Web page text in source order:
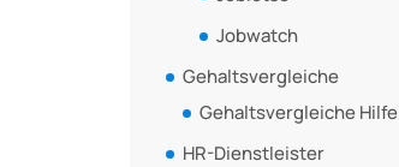
Jobwatch
Gehaltsvergleiche
Gehaltsvergleiche Hilfe
HR-Dienstleister